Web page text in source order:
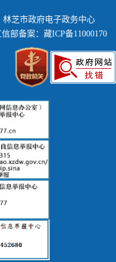
芝市政府电子政务中心
部备案： 藏ICP备11000170